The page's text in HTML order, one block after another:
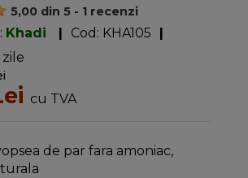
5,00din 5- 1 recenzi
Khadi | Cod: KHA105 |
zile
cu TVA
de par fara amoniac,